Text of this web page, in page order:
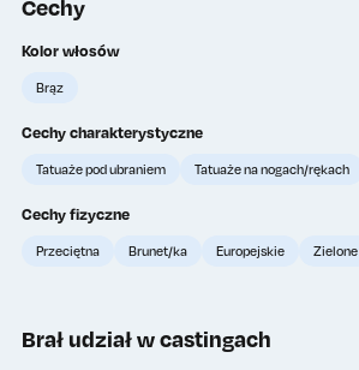
Cechy
Kolor włosów
Brąz
Cechy charakterystyczne
Tatuaże pod ubraniem Tatuaże na nogach/rękach
Cechy fizyczne
Przeciętna Brunet/ka Europejskie Zielone
Brał udział w castingach